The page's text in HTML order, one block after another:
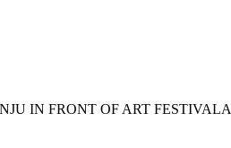
IN FRONT OF ART FESTIVALA